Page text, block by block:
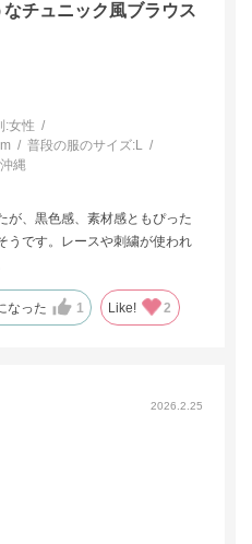
チュニック風ブラウス
:女性
普段の服のサイズ:L
縄
が、黒色感、素材感ともぴった
うです。レースや刺繍が使われ
なった 1 Like! 2
2026.2.25